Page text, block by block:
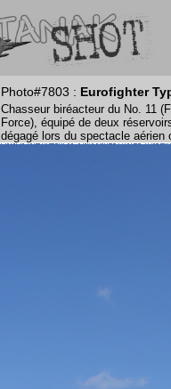
Photo#7803 : Eurofighter
Chasseur biréacteur du No. 11
Force), équipé de deux
dégagé lors du spectacle aérien